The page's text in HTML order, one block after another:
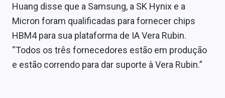
Huang disse que a Samsung, a SK Hynix e a
Micron foram qualificadas para fornecer chips
HBM4 para sua plataforma de IA Vera Rubin.
“Todos os três fornecedores estão em produção
e estão correndo para dar suporte à Vera Rubin.”